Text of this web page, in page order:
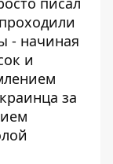
- начиная
и
за